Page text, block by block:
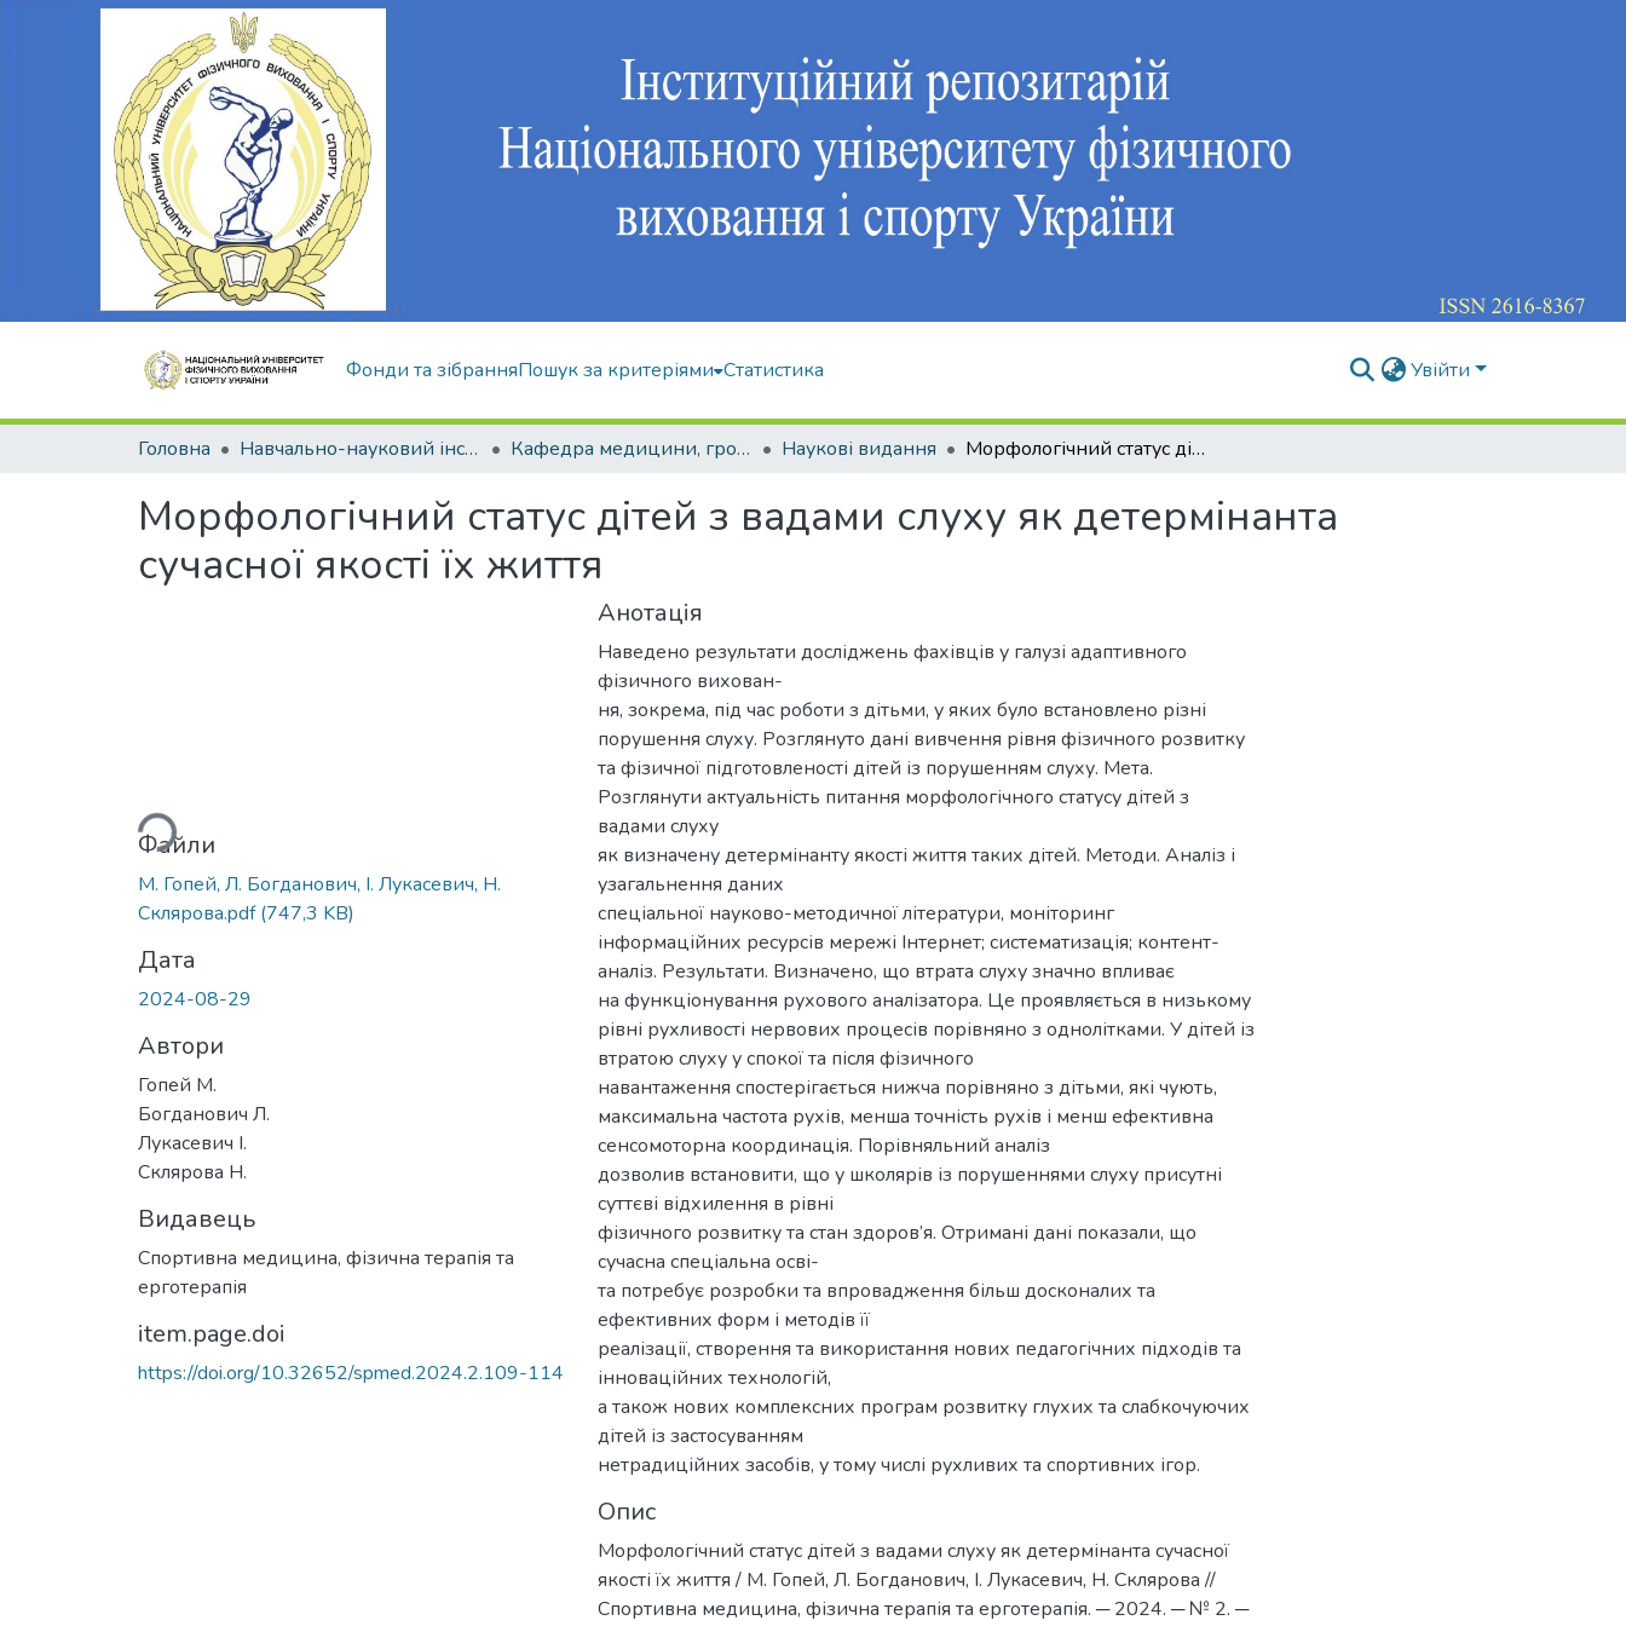
Фонди та зібранняПошук за критеріями Статистика Увійти
Головна Навчально-науковий інститут здоров'я, реабілітації та фізичного виховання Кафедра медицини, громадського здоров'я та екології спорту Наукові видання Морфологічний статус дітей з вадами слуху як детермінанта сучасної якості їх життя
Морфологічний статус дітей з вадами слуху як детермінанта
сучасної якості їх життя
Вантажиться...
Файли
М. Гопей, Л. Богданович, І. Лукасевич, Н.
Склярова.pdf(747,3 KB)
Дата
2024-08-29
Автори
Гопей М.
Богданович Л.
Лукасевич І.
Склярова Н.
Видавець
Спортивна медицина, фізична терапія та
ерготерапія
item.page.doi
https://doi.org/10.32652/spmed.2024.2.109-114
Анотація
Наведено результати досліджень фахівців у галузі адаптивного
фізичного вихован-
ня, зокрема, під час роботи з дітьми, у яких було встановлено різні
порушення слуху. Розглянуто дані вивчення рівня фізичного розвитку
та фізичної підготовленості дітей із порушенням слуху. Мета.
Розглянути актуальність питання морфологічного статусу дітей з
вадами слуху
як визначену детермінанту якості життя таких дітей. Методи. Аналіз і
узагальнення даних
спеціальної науково-методичної літератури, моніторинг
інформаційних ресурсів мережі Інтернет; систематизація; контент-
аналіз. Результати. Визначено, що втрата слуху значно впливає
на функціонування рухового аналізатора. Це проявляється в низькому
рівні рухливості нервових процесів порівняно з однолітками. У дітей із
втратою слуху у спокої та після фізичного
навантаження спостерігається нижча порівняно з дітьми, які чують,
максимальна частота рухів, менша точність рухів і менш ефективна
сенсомоторна координація. Порівняльний аналіз
дозволив встановити, що у школярів із порушеннями слуху присутні
суттєві відхилення в рівні
фізичного розвитку та стан здоров’я. Отримані дані показали, що
сучасна спеціальна осві-
та потребує розробки та впровадження більш досконалих та
ефективних форм і методів її
реалізації, створення та використання нових педагогічних підходів та
інноваційних технологій,
а також нових комплексних програм розвитку глухих та слабкочуючих
дітей із застосуванням
нетрадиційних засобів, у тому числі рухливих та спортивних ігор.
Опис
Морфологічний статус дітей з вадами слуху як детермінанта сучасної
якості їх життя / М. Гопей, Л. Богданович, І. Лукасевич, Н. Склярова //
Спортивна медицина, фізична терапія та ерготерапія. ─ 2024. ─ № 2. ─